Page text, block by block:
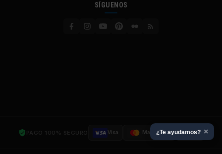
SÍGUENOS
PAGO 100% SEGURO Visa Mastercard SSL
¿Te ayudamos? ×